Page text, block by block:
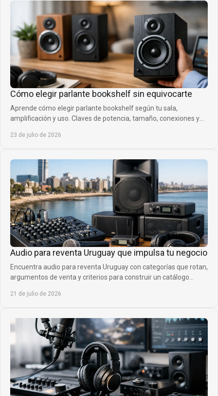
Cómo elegir parlante bookshelf sin equivocarte
Aprende cómo elegir parlante bookshelf según tu sala,
amplificación y uso. Claves de potencia, tamaño, conexiones y
23 de julio de 2026
Audio para reventa Uruguay que impulsa tu negocio
Encuentra audio para reventa Uruguay con categorías que rotan,
argumentos de venta y criterios para construir un catálogo
21 de julio de 2026